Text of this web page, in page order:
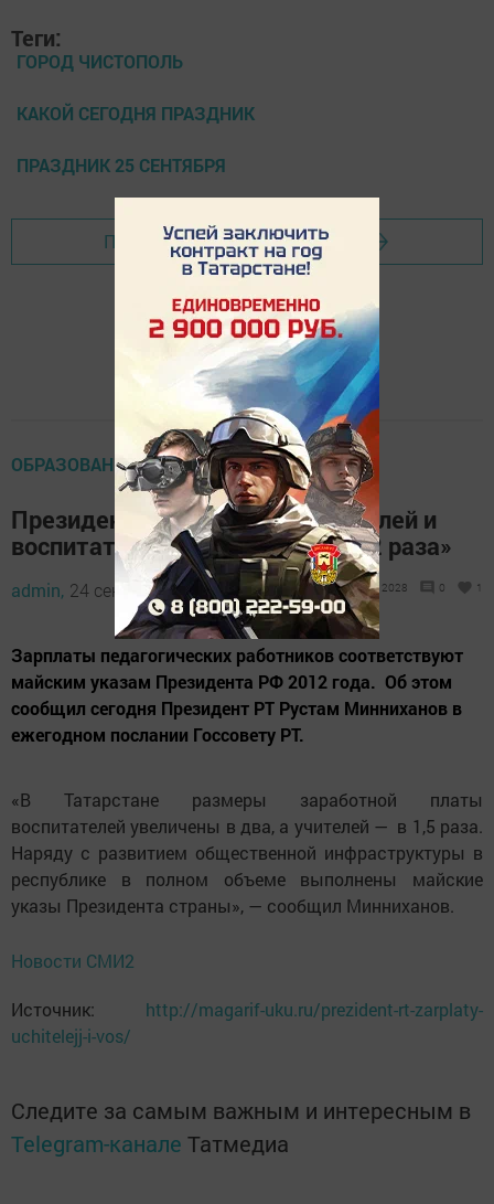
Теги:
ГОРОД ЧИСТОПОЛЬ
КАКОЙ СЕГОДНЯ ПРАЗДНИК
ПРАЗДНИК 25 СЕНТЯБРЯ
Перейти на страницу новости
ОБРАЗОВАНИЕ
Президент РТ: «Зарплаты учителей и
воспитателей увеличены в 1,5-2 раза»
admin, 24 сентября 2018 - 16:56 2028 0 1
Зарплаты педагогических работников соответствуют
майским указам Президента РФ 2012 года. Об этом
сообщил сегодня Президент РТ Рустам Минниханов в
ежегодном послании Госсовету РТ.
«В Татарстане размеры заработной платы
воспитателей увеличены в два, а учителей — в 1,5 раза.
Наряду с развитием общественной инфраструктуры в
республике в полном объеме выполнены майские
указы Президента страны», — сообщил Минниханов.
Новости СМИ2
Источник: http://magarif-uku.ru/prezident-rt-zarplaty-
uchitelejj-i-vos/
Следите за самым важным и интересным в
Telegram-канале Татмедиа